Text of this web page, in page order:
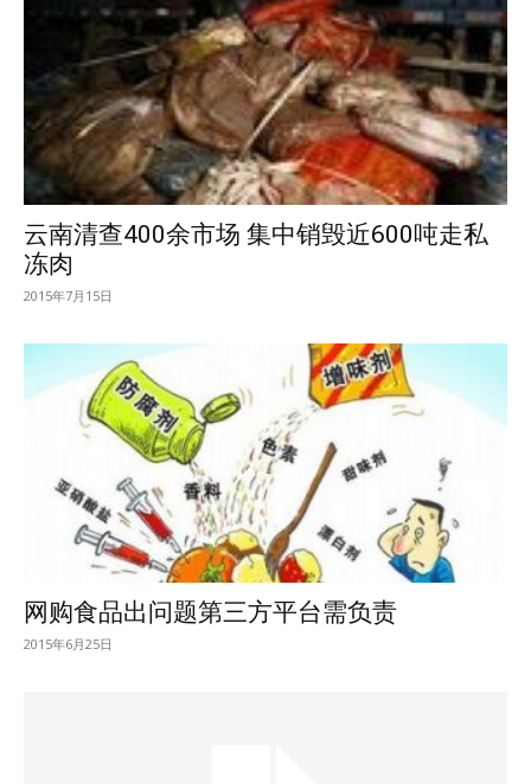
云南清查400余市场 集中销毁近600吨走私
冻肉
2015年7月15日
网购食品出问题第三方平台需负责
2015年6月25日